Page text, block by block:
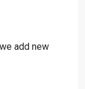
add new